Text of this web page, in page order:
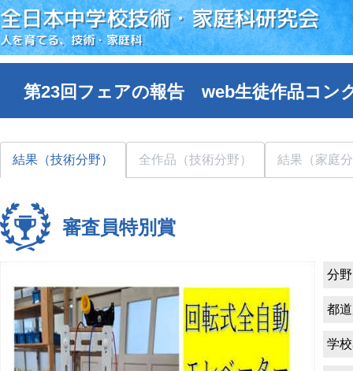
全日本中学校技術・家庭科研究会
人を育てる、技術・家庭科
第23回フェアの報告 web生徒作品コン
結果（技術分野） 全作品（技術分野） 結果（家庭
審査員特別賞
分
都
学